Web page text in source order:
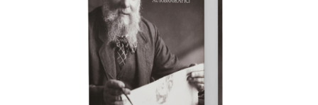
AGGIUNGI AL CARRELLO